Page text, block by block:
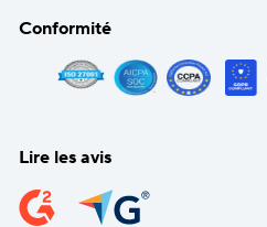
Conformité
Lire les avis